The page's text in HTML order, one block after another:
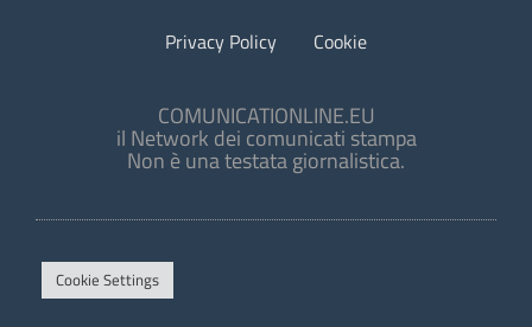
Privacy Policy Cookie
COMUNICATIONLINE.EU
il Network dei comunicati stampa
Non è una testata giornalistica.
Cookie Settings